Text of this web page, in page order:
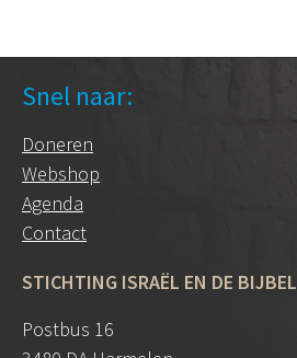
Snel naar:
Doneren
Webshop
Agenda
Contact
STICHTING ISRAËL EN DE BIJBEL
Postbus 16